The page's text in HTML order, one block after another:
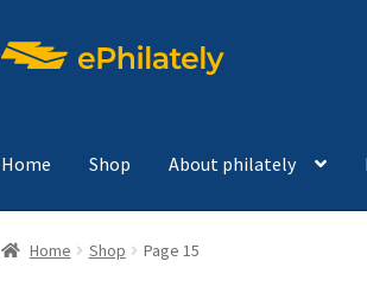
Skip
Skip
Home Shop About philately
Home Shop Page 15